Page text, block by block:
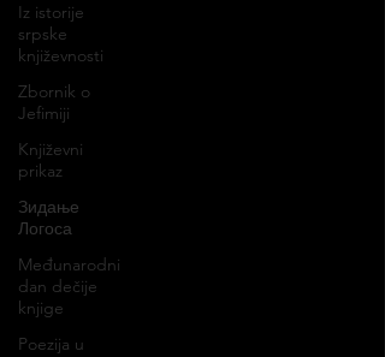
Iz istorije
srpske
književnosti
Zbornik o
Jefimiji
Književni
prikaz
Зидање
Логоса
Međunarodni
dan dečije
knjige
Poezija u